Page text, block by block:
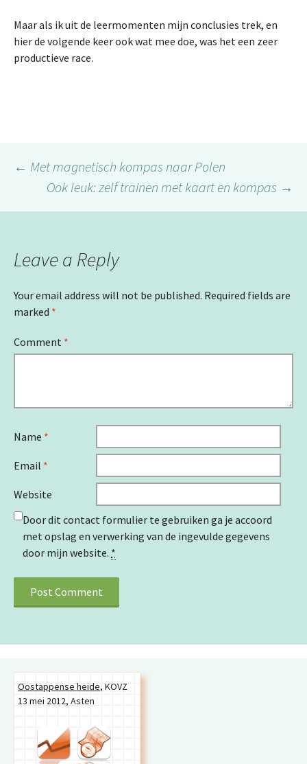
Maar als ik uit de leermomenten mijn conclusies trek, en
hier de volgende keer ook wat mee doe, was het een zeer
productieve race.
Post
navigation
← Met magnetisch kompas naar Polen
Ook leuk: zelf trainen met kaart en kompas →
Leave a Reply
Your email address will not be published. Required fields are
marked *
Comment *
Name *
Email *
Website
Door dit contact formulier te gebruiken ga je accoord
met opslag en verwerking van de ingevulde gegevens
door mijn website. *
Oostappense heide, KOVZ
13 mei 2012, Asten